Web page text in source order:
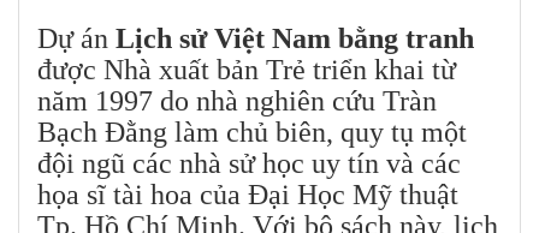
Dự án Lịch sử Việt Nam bằng tranh
được Nhà xuất bản Trẻ triển khai từ
năm 1997 do nhà nghiên cứu Tràn
Bạch Đằng làm chủ biên, quy tụ một
đội ngũ các nhà sử học uy tín và các
họa sĩ tài hoa của Đại Học Mỹ thuật
Tp. Hồ Chí Minh. Với bộ sách này, lịch